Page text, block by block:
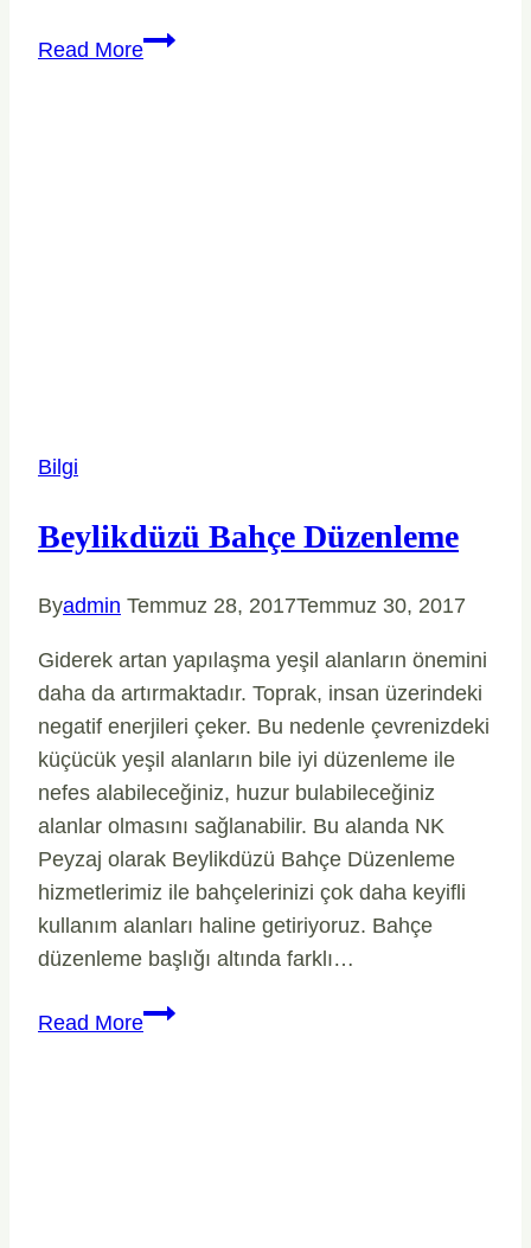
Read MoreÇerkezköy
Bilgi
Beylikdüzü Bahçe Düzenleme
Byadmin Temmuz 28, 2017Temmuz 30, 2017
Giderek artan yapılaşma yeşil alanların önemini
daha da artırmaktadır. Toprak, insan üzerindeki
negatif enerjileri çeker. Bu nedenle çevrenizdeki
küçücük yeşil alanların bile iyi düzenleme ile
nefes alabileceğiniz, huzur bulabileceğiniz
alanlar olmasını sağlanabilir. Bu alanda NK
Peyzaj olarak Beylikdüzü Bahçe Düzenleme
hizmetlerimiz ile bahçelerinizi çok daha keyifli
kullanım alanları haline getiriyoruz. Bahçe
düzenleme başlığı altında farklı…
Read MoreBeylikdüzü